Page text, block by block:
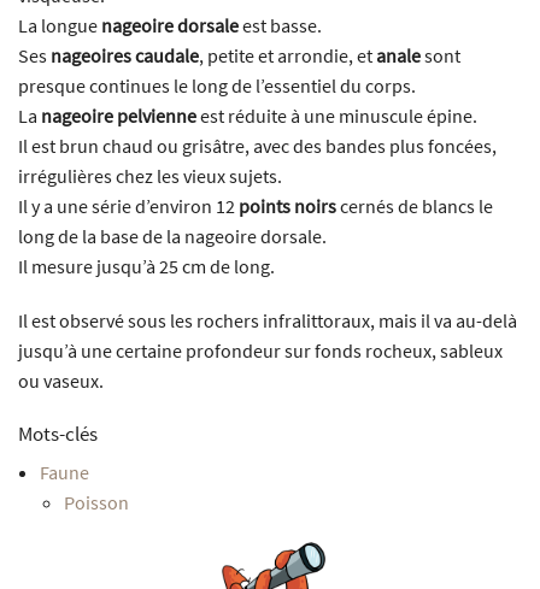
La longue nageoire dorsaleest basse.
Ses nageoires caudale, petite et arrondie, et analesont
presque continues le long de l’essentiel du corps.
La nageoire pelvienneest réduite à une minuscule épine.
Il est brun chaud ou grisâtre, avec des bandes plus foncées,
irrégulières chez les vieux sujets.
Il y a une série d’environ 12 points noirscernés de blancs le
long de la base de la nageoire dorsale.
Il mesure jusqu’à 25 cm de long.
Il est observé sous les rochers infralittoraux, mais il va au-delà
jusqu’à une certaine profondeur sur fonds rocheux, sableux
ou vaseux.
Mots-clés
Faune
Poisson